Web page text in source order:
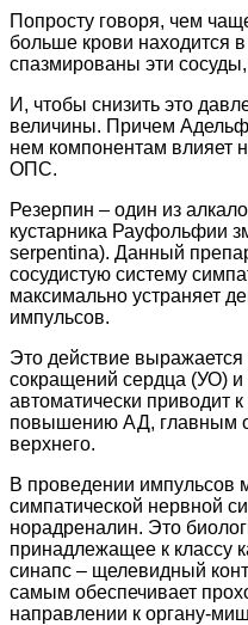
Попросту говоря, чем
больше крови находится
спазмированы эти
И, чтобы снизить это
величины. Причем
нем компонентам влияет
ОПС.
Резерпин – один из
кустарника Рауфольфии
serpentina). Данный
сосудистую систему
максимально устраняет
импульсов.
Это действие
сокращений сердца (УО)
автоматически приводит
повышению АД, главным
верхнего.
В проведении импульсов
симпатической нервной
норадреналин. Это
принадлежащее к классу
синапс – щелевидный
самым обеспечивает
направлении к органу-